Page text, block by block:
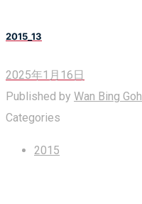
2015_13
2025年1月16日
Published by Wan Bing Goh
Categories
2015